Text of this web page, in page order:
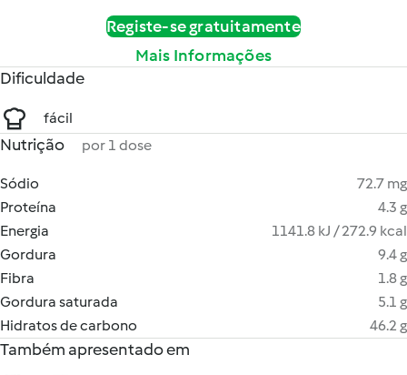
Registe-se gratuitamente
Mais Informações
Dificuldade
fácil
Nutrição por 1 dose
Sódio
72.7 mg
Proteína
4.3 g
Energia
1141.8 kJ / 272.9 kcal
Gordura
9.4 g
Fibra
1.8 g
Gordura saturada
5.1 g
Hidratos de carbono
46.2 g
Também apresentado em